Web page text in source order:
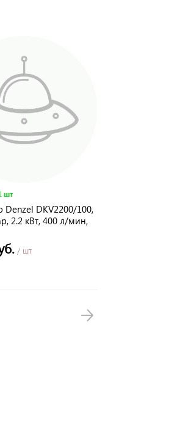
шт
Denzel DKV2200/100,
2.2 кВт, 400 л/мин,
/ шт